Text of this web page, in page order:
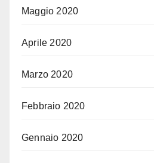
Maggio 2020
Aprile 2020
Marzo 2020
Febbraio 2020
Gennaio 2020